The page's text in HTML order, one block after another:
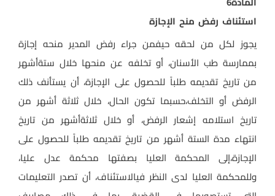
استئناف رفض منح الإجازة
يجوز لكل من لحقه حيفمن جراء رفض المدير منحه إجازة
بممارسة طب الأسنان، أو تخلفه عن منحها خلال ستةأشهر
من تاريخ تقديمه طلباً للحصول على الإجازة، أن يستأنف ذلك
الرفض أو التخلف،حسبما تكون الحال، خلال ثلاثة أشهر من
تاريخ استلامه إشعار الرفض، أو خلال ثلاثةأشهر من تاريخ
انتهاء مدة الستة أشهر من تاريخ تقديمه طلباً للحصول على
الإجازة،إلى المحكمة العليا بصفتها محكمة عدل عليا،
وللمحكمة العليا لدى النظر فيالاستئناف، أن تصدر التعليمات